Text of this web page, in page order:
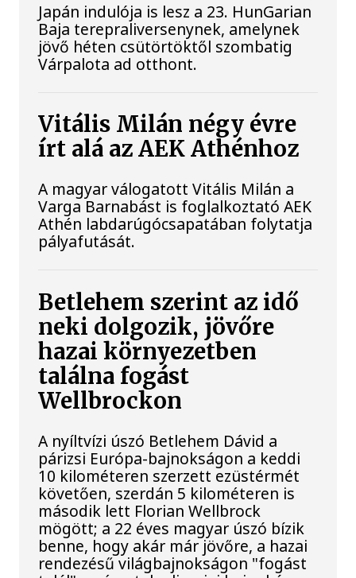
Japán indulója is lesz a 23. HunGarian
Baja terepraliversenynek, amelynek
jövő héten csütörtöktől szombatig
Várpalota ad otthont.
Vitális Milán négy évre
írt alá az AEK Athénhoz
A magyar válogatott Vitális Milán a
Varga Barnabást is foglalkoztató AEK
Athén labdarúgócsapatában folytatja
pályafutását.
Betlehem szerint az idő
neki dolgozik, jövőre
hazai környezetben
találna fogást
Wellbrockon
A nyíltvízi úszó Betlehem Dávid a
párizsi Európa-bajnokságon a keddi
10 kilométeren szerzett ezüstérmét
követően, szerdán 5 kilométeren is
második lett Florian Wellbrock
mögött; a 22 éves magyar úszó bízik
benne, hogy akár már jövőre, a hazai
rendezésű világbajnokságon "fogást